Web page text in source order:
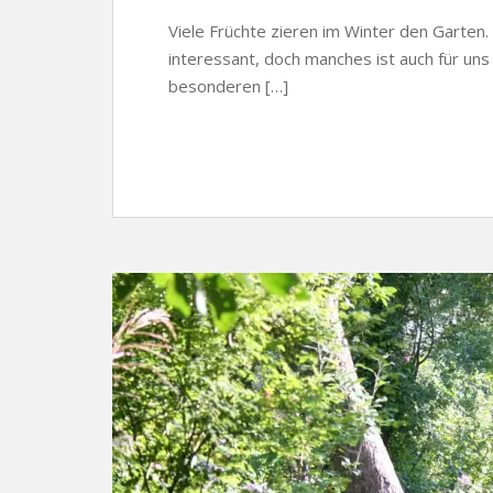
Viele Früchte zieren im Winter den
interessant, doch manches ist auch für
besonderen […]